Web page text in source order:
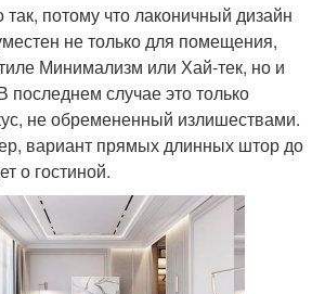
так, потому что лаконичный дизайн
не только для помещения,
Минимализм или Хай-тек, но и
последнем случае это только
не обремененный излишествами.
вариант прямых длинных штор до
о гостиной.